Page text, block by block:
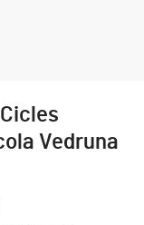
Vedruna